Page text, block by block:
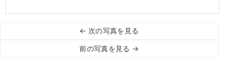
← 次の写真を見る
前の写真を見る →